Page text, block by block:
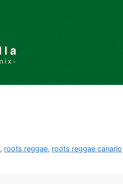
, roots reggae, roots reggae canario